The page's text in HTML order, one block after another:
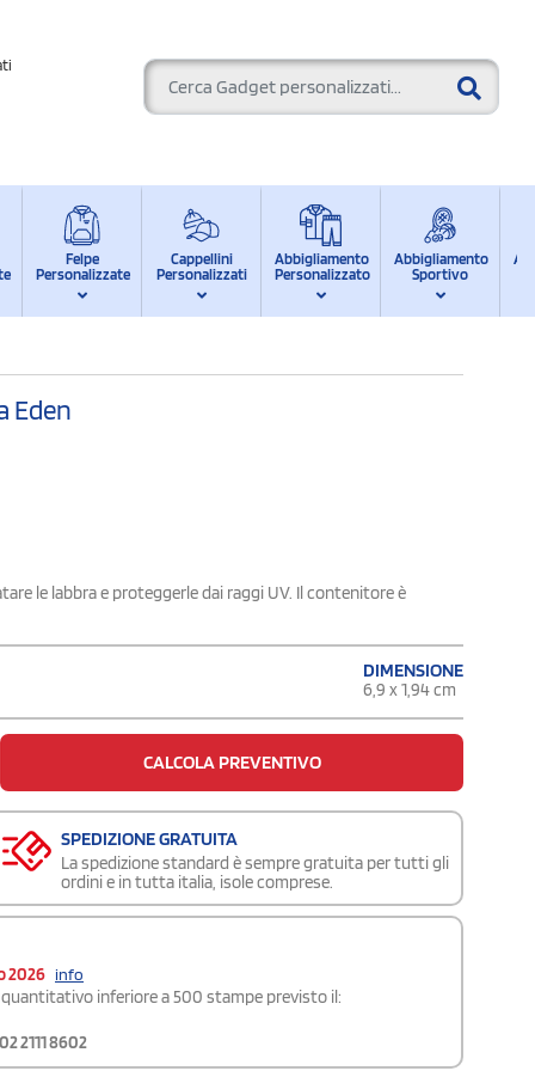
Felpe
Personalizzate
Cappellini
Personalizzati
Abbigliamento
Personalizzato
Abbigliamento
Sportivo
Eden
le labbra e proteggerle dai raggi UV. Il contenitore è
DIMENSIONE
6,9 x 1,94 cm
CALCOLA PREVENTIVO
SPEDIZIONE GRATUITA
La spedizione standard è sempre gratuita per tutti gli
ordini e in tutta italia, isole comprese.
2026 info
inferiore a 500 stampe previsto il:
02 2111 8602